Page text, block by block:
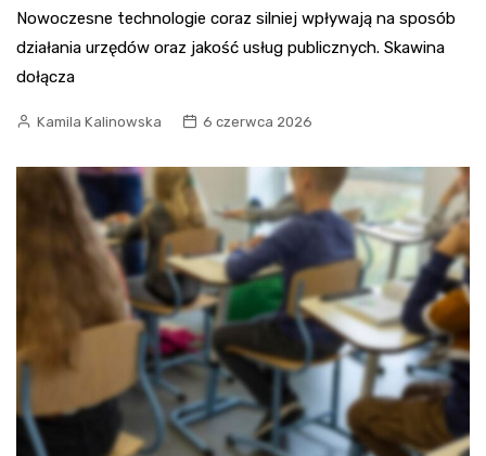
Nowoczesne technologie coraz silniej wpływają na sposób
działania urzędów oraz jakość usług publicznych. Skawina
dołącza
Kamila Kalinowska 6 czerwca 2026